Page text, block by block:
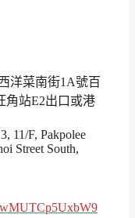
洋菜南街1A號百
角站E2出口或港
11/F, Pakpolee
Street South,